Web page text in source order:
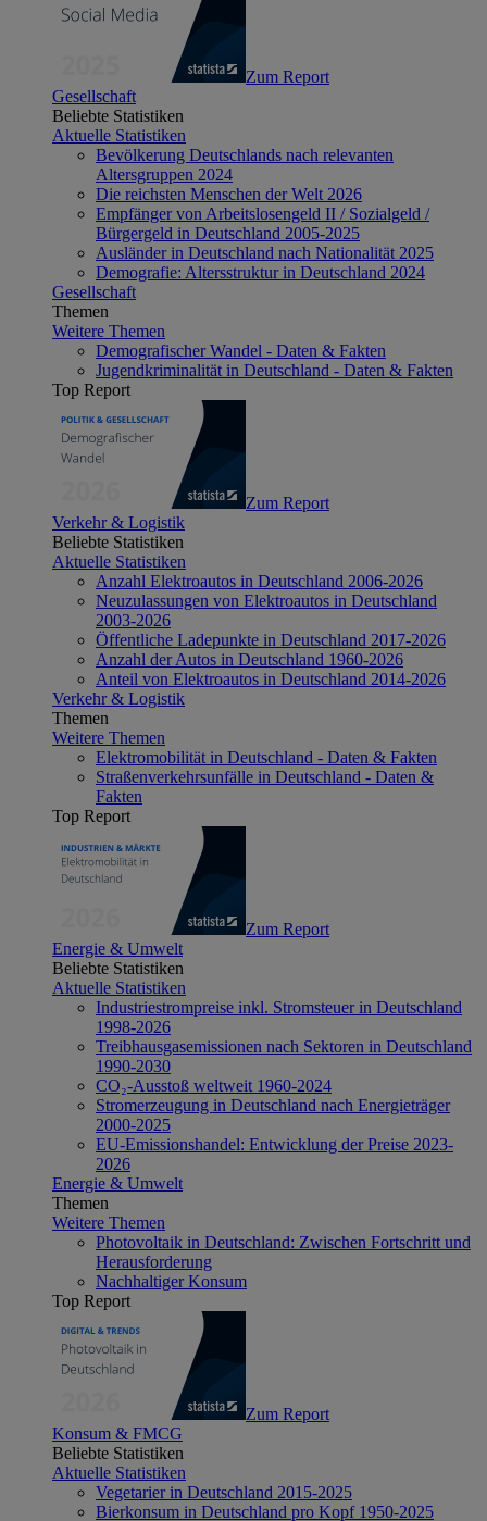
Zum Report
Gesellschaft
Beliebte Statistiken
Aktuelle Statistiken
Bevölkerung Deutschlands nach relevanten
Altersgruppen 2024
Die reichsten Menschen der Welt 2026
Empfänger von Arbeitslosengeld II / Sozialgeld /
Bürgergeld in Deutschland 2005-2025
Ausländer in Deutschland nach Nationalität 2025
Demografie: Altersstruktur in Deutschland 2024
Gesellschaft
Themen
Weitere Themen
Demografischer Wandel - Daten & Fakten
Jugendkriminalität in Deutschland - Daten & Fakten
Top Report
Zum Report
Verkehr & Logistik
Beliebte Statistiken
Aktuelle Statistiken
Anzahl Elektroautos in Deutschland 2006-2026
Neuzulassungen von Elektroautos in Deutschland
2003-2026
Öffentliche Ladepunkte in Deutschland 2017-2026
Anzahl der Autos in Deutschland 1960-2026
Anteil von Elektroautos in Deutschland 2014-2026
Verkehr & Logistik
Themen
Weitere Themen
Elektromobilität in Deutschland - Daten & Fakten
Straßenverkehrsunfälle in Deutschland - Daten &
Fakten
Top Report
Zum Report
Energie & Umwelt
Beliebte Statistiken
Aktuelle Statistiken
Industriestrompreise inkl. Stromsteuer in Deutschland
1998-2026
Treibhausgasemissionen nach Sektoren in Deutschland
1990-2030
CO₂-Ausstoß weltweit 1960-2024
Stromerzeugung in Deutschland nach Energieträger
2000-2025
EU-Emissionshandel: Entwicklung der Preise 2023-
2026
Energie & Umwelt
Themen
Weitere Themen
Photovoltaik in Deutschland: Zwischen Fortschritt und
Herausforderung
Nachhaltiger Konsum
Top Report
Zum Report
Konsum & FMCG
Beliebte Statistiken
Aktuelle Statistiken
Vegetarier in Deutschland 2015-2025
Bierkonsum in Deutschland pro Kopf 1950-2025